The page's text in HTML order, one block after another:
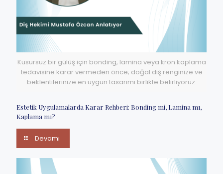
Kusursuz bir gülüş için bonding, lamina veya kron kaplama
tedavisine karar vermeden önce; doğal diş renginize ve
beklentilerinize en uygun tasarımı birlikte belirliyoruz.
Estetik Uygulamalarda Karar Rehberi: Bonding mi, Lamina mı,
Kaplama mı?
Devamı